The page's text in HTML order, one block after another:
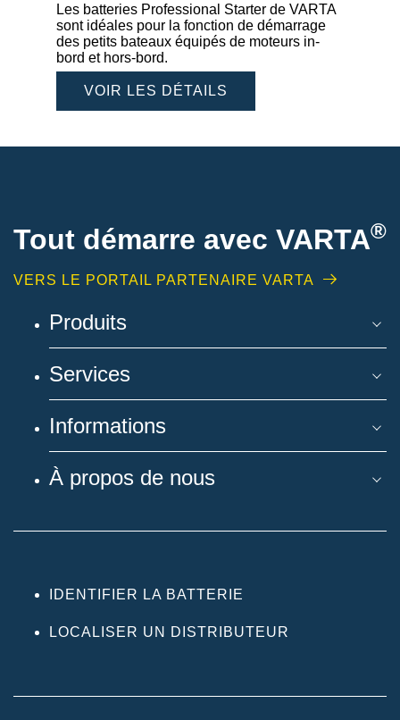
Les batteries Professional Starter de VARTA
sont idéales pour la fonction de démarrage
des petits bateaux équipés de moteurs in-
bord et hors-bord.
VOIR LES DÉTAILS
Tout démarre avec VARTA®
VERS LE PORTAIL PARTENAIRE VARTA
Produits
Services
Informations
À propos de nous
IDENTIFIER LA BATTERIE
LOCALISER UN DISTRIBUTEUR